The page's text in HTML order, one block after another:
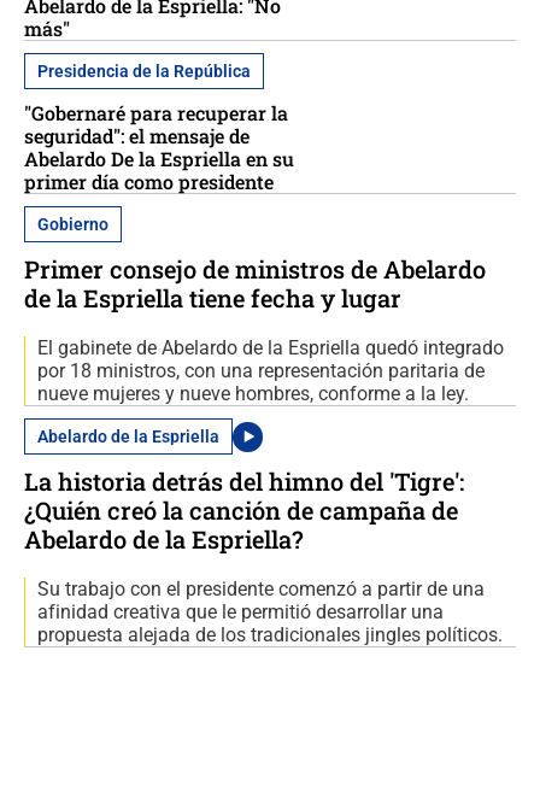
Abelardo de la Espriella: "No
más"
Presidencia de la República
"Gobernaré para recuperar la
seguridad": el mensaje de
Abelardo De la Espriella en su
primer día como presidente
Gobierno
Primer consejo de ministros de Abelardo
de la Espriella tiene fecha y lugar
El gabinete de Abelardo de la Espriella quedó integrado
por 18 ministros, con una representación paritaria de
nueve mujeres y nueve hombres, conforme a la ley.
Abelardo de la Espriella
La historia detrás del himno del 'Tigre':
¿Quién creó la canción de campaña de
Abelardo de la Espriella?
Su trabajo con el presidente comenzó a partir de una
afinidad creativa que le permitió desarrollar una
propuesta alejada de los tradicionales jingles políticos.